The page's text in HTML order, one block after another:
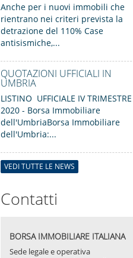
Anche per i nuovi immobili che
rientrano nei criteri prevista la
detrazione del 110% Case
antisismiche,...
QUOTAZIONI UFFICIALI IN
UMBRIA
LISTINO UFFICIALE IV TRIMESTRE
2020 - Borsa Immobiliare
dell'UmbriaBorsa Immobiliare
dell'Umbria:...
VEDI TUTTE LE NEWS
Contatti
BORSA IMMOBILIARE ITALIANA
Sede legale e operativa